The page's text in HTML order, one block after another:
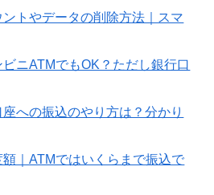
トやデータの削除方法｜スマ
ニATMでもOK？ただし銀行口
への振込のやり方は？分かり
｜ATMではいくらまで振込で